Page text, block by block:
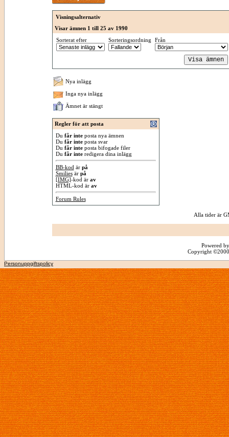
Visningsalternativ
Visar ämnen 1 till 25 av 1990
Sorterat efter
Sorteringsordning Från
Nya inlägg
Inga nya inlägg
Ämnet är stängt
Regler för att posta
Du får inteposta nya ämnen
Du får inteposta svar
Du får inteposta bifogade filer
Du får interedigera dina inlägg
BB-kod är på
Smiliesär på
[IMG]-kod är av
HTML-kod är av
Forum Rules
Alla tider är
Powered
Copyright
Personuppgiftspolicy